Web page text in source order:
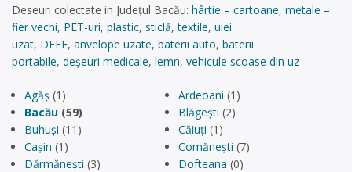
Deseuri colectate in Județul Bacău: hârtie – cartoane, metale –
fier vechi, PET-uri, plastic, sticlă,textile, ulei
uzat, DEEE, anvelope uzate, baterii auto, baterii
portabile, deșeuri medicale, lemn, vehicule scoase din uz
Agăș (1) Ardeoani (1)
Bacău (59) Blăgești (2)
Buhuși (11) Căiuți (1)
Cașin (1) Comănești (7)
Dărmănești (3) Dofteana (0)